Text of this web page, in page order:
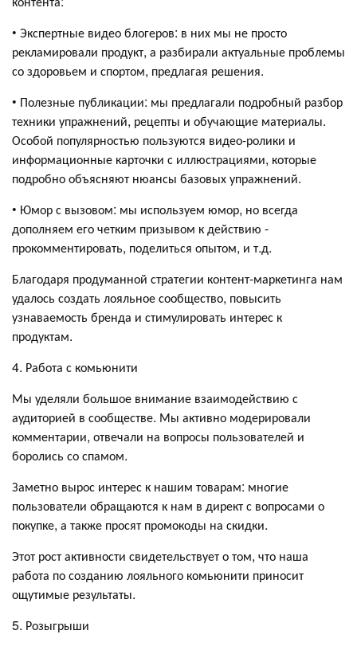
• Экспертные видео блогеров: в них мы не просто
рекламировали продукт, а разбирали актуальные проблемы
со здоровьем и спортом, предлагая решения.
• Полезные публикации: мы предлагали подробный разбор
техники упражнений, рецепты и обучающие материалы.
Особой популярностью пользуются видео-ролики и
информационные карточки с иллюстрациями, которые
подробно объясняют нюансы базовых упражнений.
• Юмор с вызовом: мы используем юмор, но всегда
дополняем его четким призывом к действию -
прокомментировать, поделиться опытом, и т.д.
Благодаря продуманной стратегии контент-маркетинга нам
удалось создать лояльное сообщество, повысить
узнаваемость бренда и стимулировать интерес к
продуктам.
4. Работа с комьюнити
Мы уделяли большое внимание взаимодействию с
аудиторией в сообществе. Мы активно модерировали
комментарии, отвечали на вопросы пользователей и
боролись со спамом.
Заметно вырос интерес к нашим товарам: многие
пользователи обращаются к нам в директ с вопросами о
покупке, а также просят промокоды на скидки.
Этот рост активности свидетельствует о том, что наша
работа по созданию лояльного комьюнити приносит
ощутимые результаты.
5. Розыгрыши